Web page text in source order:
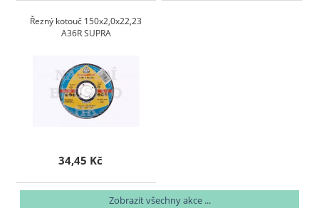
Řezný kotouč 150x2,0x22,23
A36R SUPRA
34,45 Kč
Zobrazit všechny akce ...